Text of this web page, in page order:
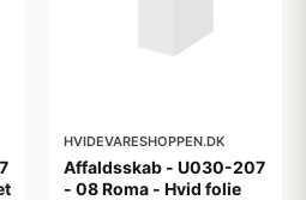
HVIDEVARESHOPPEN.DK
Affaldsskab - U030-207
- 08 Roma - Hvid folie